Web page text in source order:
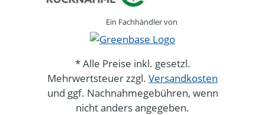
Ein Fachhändler von
* Alle Preise inkl. gesetzl.
Mehrwertsteuer zzgl. Versandkosten
und ggf. Nachnahmegebühren, wenn
nicht anders angegeben.